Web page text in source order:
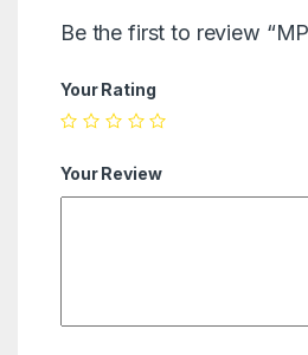
Be the first to review
Your Rating
Your Review